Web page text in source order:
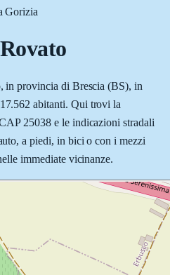
Gorizia
Rovato
in provincia di Brescia (BS), in
abitanti. Qui trovi la
25038 e le indicazioni stradali
a piedi, in bici o con i mezzi
immediate vicinanze.